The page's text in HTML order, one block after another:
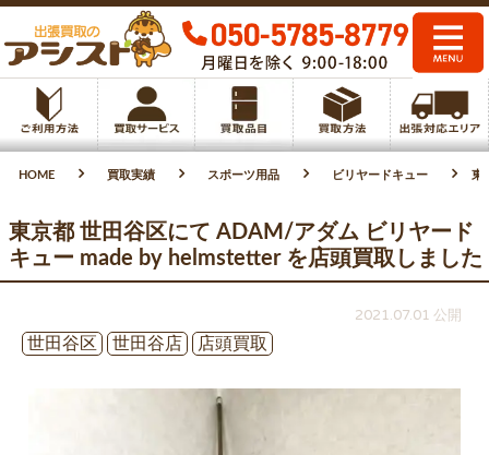
HOME 買取実績 スポーツ用品 ビリヤードキュー 東
東京都 世田谷区にて ADAM/アダム ビリヤード
キュー made by helmstetter を店頭買取しました
2021.07.01 公開
世田谷区
世田谷店 店頭買取